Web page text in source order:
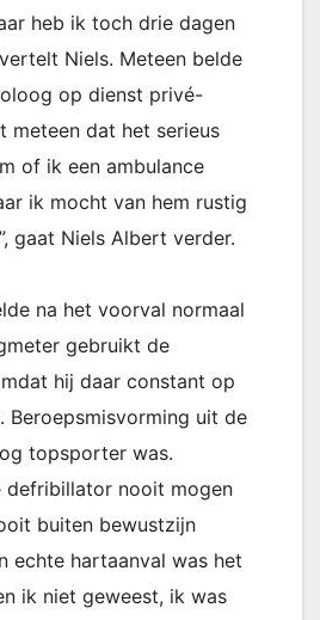
heb ik toch drie dagen
Niels. Meteen belde
op dienst privé-
meteen dat het serieus
of ik een ambulance
ik mocht van hem rustig
gaat Niels Albert verder.
na het voorval normaal
gebruikt de
hij daar constant op
Beroepsmisvorming uit de
topsporter was.
defribillator nooit mogen
buiten bewustzijn
echte hartaanval was het
ik niet geweest, ik was